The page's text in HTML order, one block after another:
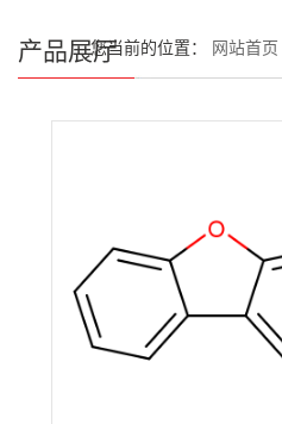
产品展厅您当前的位置： 网站首页